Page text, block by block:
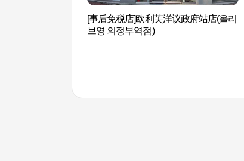
[事后免税店]欧利芙洋议政府站店(올리
브영 의정부역점)